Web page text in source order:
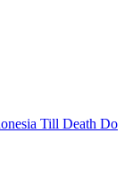
Till Death Do